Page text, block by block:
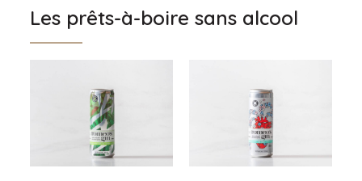
Les prêts-à-boire sans alcool